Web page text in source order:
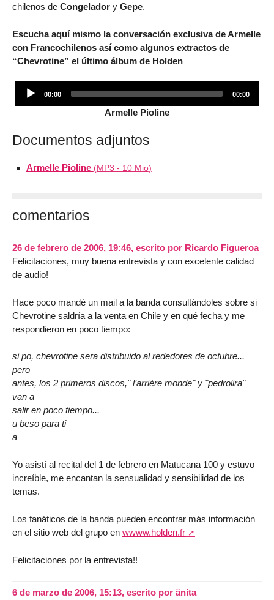
chilenos de Congelador y Gepe.
Escucha aquí mismo la conversación exclusiva de Armelle
con Francochilenos así como algunos extractos de
“Chevrotine” el último álbum de Holden
00:00 00:00
Armelle Pioline
Documentos adjuntos
Armelle Pioline (MP3 - 10 Mio)
comentarios
26 de febrero de 2006, 19:46, escrito por Ricardo Figueroa
Felicitaciones, muy buena entrevista y con excelente calidad
de audio!
Hace poco mandé un mail a la banda consultándoles sobre si
Chevrotine saldría a la venta en Chile y en qué fecha y me
respondieron en poco tiempo:
si po, chevrotine sera distribuido al rededores de octubre...
pero
antes, los 2 primeros discos," l’arrière monde" y "pedrolira"
van a
salir en poco tiempo...
u beso para ti
a
Yo asistí al recital del 1 de febrero en Matucana 100 y estuvo
increíble, me encantan la sensualidad y sensibilidad de los
temas.
Los fanáticos de la banda pueden encontrar más información
en el sitio web del grupo en wwww.holden.fr
Felicitaciones por la entrevista!!
6 de marzo de 2006, 15:13, escrito por änita